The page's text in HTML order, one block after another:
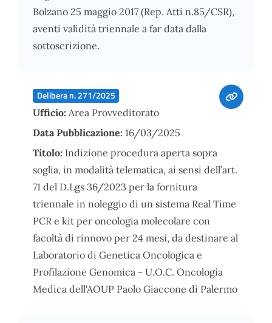
Bolzano 25 maggio 2017 (Rep. Atti n.85/CSR),
aventi validità triennale a far data dalla
sottoscrizione.
Delibera n. 271/2025
Ufficio: Area Provveditorato
Data Pubblicazione: 16/03/2025
Titolo: Indizione procedura aperta sopra
soglia, in modalità telematica, ai sensi dell’art.
71 del D.Lgs 36/2023 per la fornitura
triennale in noleggio di un sistema Real Time
PCR e kit per oncologia molecolare con
facoltà di rinnovo per 24 mesi, da destinare al
Laboratorio di Genetica Oncologica e
Profilazione Genomica - U.O.C. Oncologia
Medica dell'AOUP Paolo Giaccone di Palermo